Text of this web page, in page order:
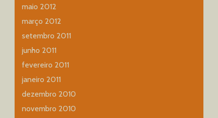
maio 2012
março 2012
setembro 2011
junho 2011
fevereiro 2011
janeiro 2011
dezembro 2010
novembro 2010